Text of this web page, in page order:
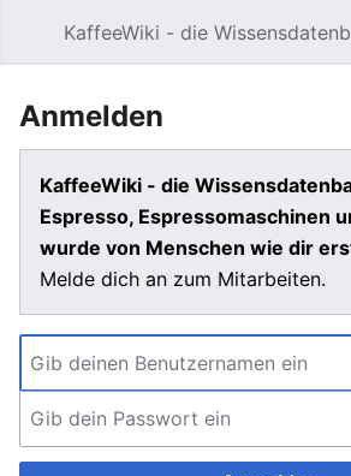
KaffeeWiki - die
Anmelden
KaffeeWiki - die
Espresso, Espressomaschinen
wurde von Menschen wie dir
Melde dich an zum Mitarbeiten.